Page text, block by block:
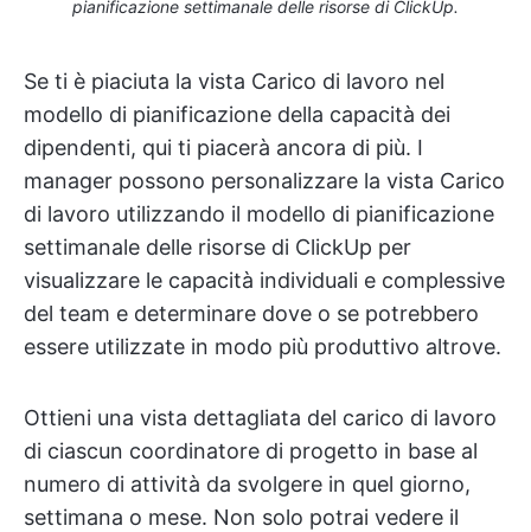
pianificazione settimanale delle risorse di ClickUp.
Se ti è piaciuta la vista Carico di lavoro nel
modello di pianificazione della capacità dei
dipendenti, qui ti piacerà ancora di più. I
manager possono personalizzare la vista Carico
di lavoro utilizzando il modello di pianificazione
settimanale delle risorse di ClickUp per
visualizzare le capacità individuali e complessive
del team e determinare dove o se potrebbero
essere utilizzate in modo più produttivo altrove.
Ottieni una vista dettagliata del carico di lavoro
di ciascun coordinatore di progetto in base al
numero di attività da svolgere in quel giorno,
settimana o mese. Non solo potrai vedere il